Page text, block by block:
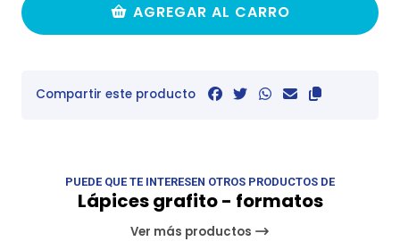
AGREGAR AL CARRO
Compartir este producto
PUEDE QUE TE INTERESEN OTROS PRODUCTOS DE
Lápices grafito - formatos
Ver más productos